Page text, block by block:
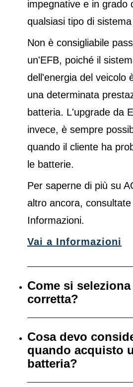
impegnative e in grado
qualsiasi tipo di
Non è consigliabile
un'EFB, poiché il
dell'energia del veicolo
una determinata
batteria. L'upgrade da
invece, è sempre
quando il cliente ha
le batterie.
Per saperne di più su
altro ancora,
Informazioni.
Vai a Informazioni
Come si
corretta?
Cosa devo
quando acquisto
batteria?